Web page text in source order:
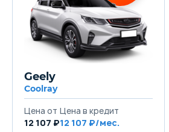
Geely
Coolray
12 107 ₽12 107